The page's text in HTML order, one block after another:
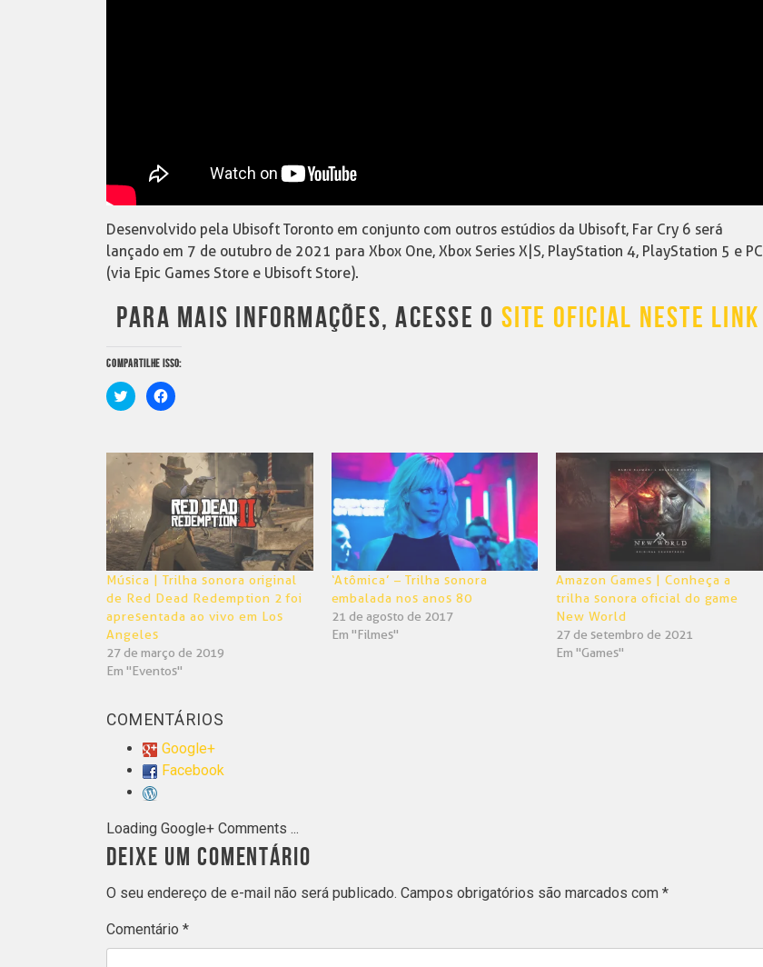
Desenvolvido pela Ubisoft Toronto em conjunto com outros estúdios da Ubisoft, Far Cry 6 será
lançado em 7 de outubro de 2021 para Xbox One, Xbox Series X|S, PlayStation 4, PlayStation 5 e PC
(via Epic Games Store e Ubisoft Store).
PARA MAIS INFORMAÇÕES, ACESSE O SITE OFICIAL NESTE LINK
COMPARTILHE ISSO:
Clique
para
em
nova
janela)
Clique
para
em
nova
janela)
Música | Trilha sonora original
de Red Dead Redemption 2 foi
apresentada ao vivo em Los
Angeles
27 de março de 2019
Em "Eventos"
‘Atômica’ – Trilha sonora
embalada nos anos 80
21 de agosto de 2017
Em "Filmes"
Amazon Games | Conheça a
trilha sonora oficial do game
New World
27 de setembro de 2021
Em "Games"
COMENTÁRIOS
Google+
Facebook
Loading Google+ Comments ...
DEIXE UM COMENTÁRIO
O seu endereço de e-mail não será publicado. Campos obrigatórios são marcados com *
Comentário *